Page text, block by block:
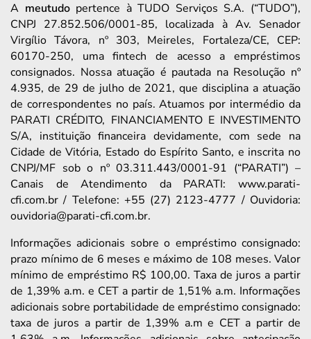
A meutudopertence à TUDO Serviços S.A. (“TUDO”),
CNPJ 27.852.506/0001-85, localizada à Av. Senador
Virgílio Távora, nº 303, Meireles, Fortaleza/CE, CEP:
60170-250, uma fintech de acesso a empréstimos
consignados. Nossa atuação é pautada na Resolução nº
4.935, de 29 de julho de 2021, que disciplina a atuação
de correspondentes no país. Atuamos por intermédio da
PARATI CRÉDITO, FINANCIAMENTO E INVESTIMENTO
S/A, instituição financeira devidamente, com sede na
Cidade de Vitória, Estado do Espírito Santo, e inscrita no
CNPJ/MF sob o nº 03.311.443/0001-91 (“PARATI”) –
Canais de Atendimento da PARATI: www.parati-
cfi.com.br / Telefone: +55 (27) 2123-4777 / Ouvidoria:
ouvidoria@parati-cfi.com.br.
Informações adicionais sobre o empréstimo consignado:
prazo mínimo de 6 meses e máximo de 108 meses. Valor
mínimo de empréstimo R$ 100,00. Taxa de juros a partir
de 1,39% a.m. e CET a partir de 1,51% a.m. Informações
adicionais sobre portabilidade de empréstimo consignado:
taxa de juros a partir de 1,39% a.m e CET a partir de